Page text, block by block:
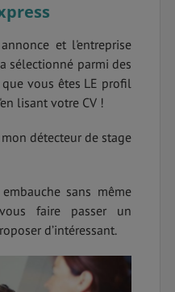
et l'entreprise
sélectionné parmi des
vous êtes LE profil
lisant votre CV !
détecteur de stage
sans même
faire passer un
d’intéressant.